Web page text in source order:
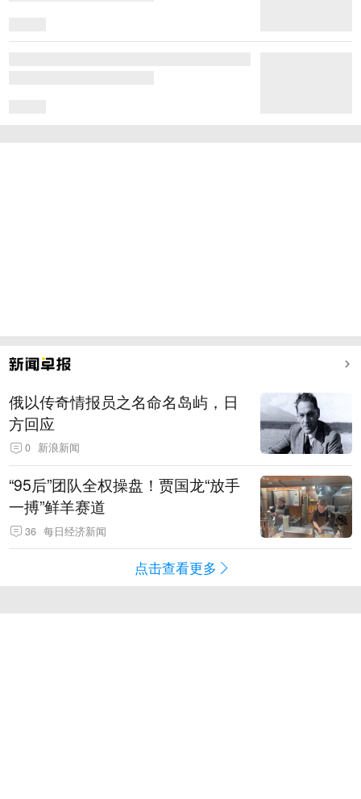
俄以传奇情报员之名命名岛屿，日
方回应
0 新浪新闻
“95后”团队全权操盘！贾国龙“放手
一搏”鲜羊赛道
36 每日经济新闻
点击查看更多